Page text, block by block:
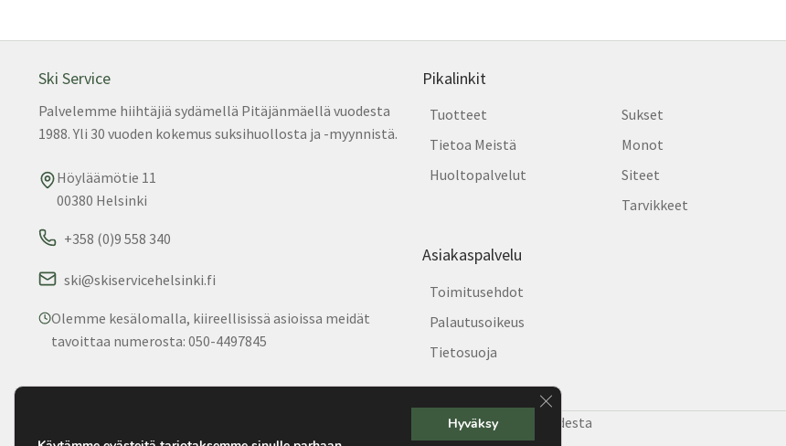
tuotteen
Ski Service
Palvelemme hiihtäjiä sydämellä Pitäjänmäellä vuodesta
1988. Yli 30 vuoden kokemus suksihuollosta ja -myynnistä.
Höyläämötie 11
00380 Helsinki
+358 (0)9 558 340
ski@skiservicehelsinki.fi
Olemme kesälomalla, kiireellisissä asioissa meidät
tavoittaa numerosta: 050-4497845
Pikalinkit
Tuotteet
Tietoa Meistä
Huoltopalvelut
Sukset
Monot
Siteet
Tarvikkeet
Asiakaspalvelu
Toimitusehdot
Palautusoikeus
Tietosuoja
© 2025 Ski Service. Kaikki oikeudet pidätetään. • Palvelemme Helsingin hiihtäjiä vuodesta
Hyväksy
Sulje evästebanneri